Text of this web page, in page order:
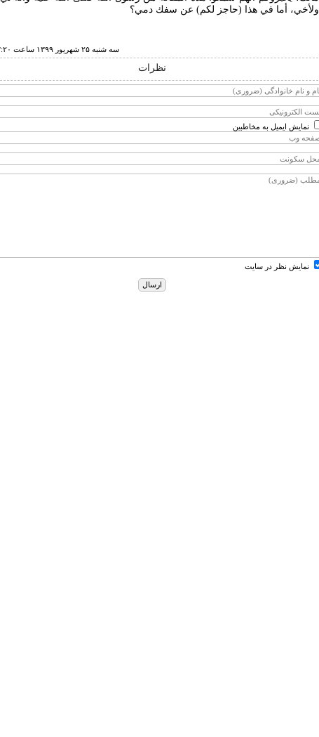
ولأخي، أما في هذا (حاجز لكم) عن سفك دمي؟
سه شنبه ۲۵ شهريور ۱۳۹۹ ساعت ۳:۲۰
نظرات
نمایش ایمیل به مخاطبین
نمایش نظر در سایت